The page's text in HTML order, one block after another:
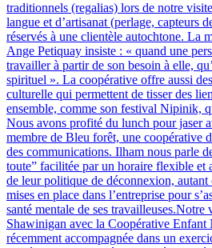
traditionnels (regalias) lors de notre
langue et d’artisanat (perlage, capteurs
réservés à une clientèle autochtone. La
Ange Petiquay insiste : « quand une
travailler à partir de son besoin à elle,
spirituel ». La coopérative offre aussi
culturelle qui permettent de tisser des
ensemble, comme son festival Nipinik,
Nous avons profité du lunch pour jaser
membre de Bleu forêt, une coopérative
des communications. Ilham nous parle
toute” facilitée par un horaire flexible et
de leur politique de déconnexion, autant
mises en place dans l’entreprise pour
santé mentale de ses travailleuses.Notre
Shawinigan avec la Coopérative Enfant
récemment accompagnée dans un